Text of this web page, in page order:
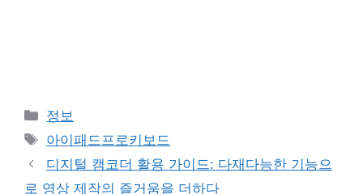
Categories
정보
Tags
아이패드프로키보드
디지털 캠코더 활용 가이드: 다재다능한 기능으
로 영상 제작의 즐거움을 더하다